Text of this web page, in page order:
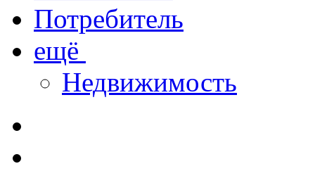
Потребитель
ещё
Недвижимость